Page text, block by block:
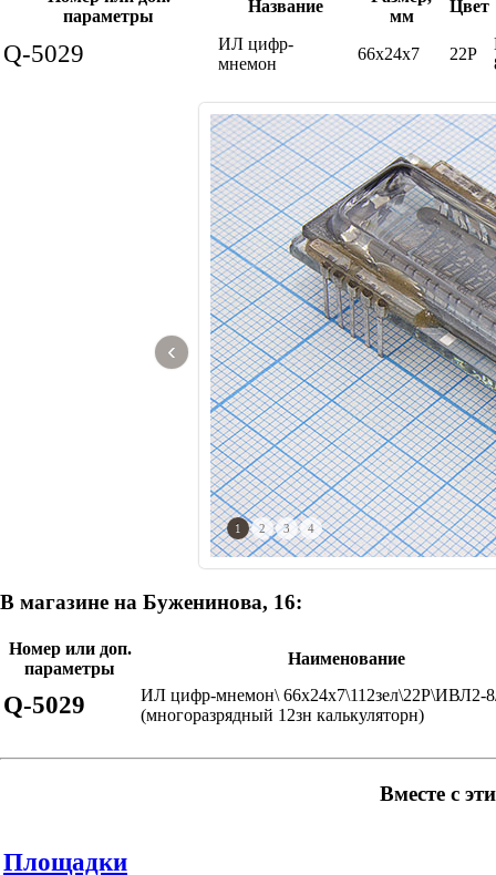
параметры
Название
мм
Цвет
Q-5029
ИЛ цифр-
мнемон
66x24x7 22P
‹
1 2 3 4
В магазине на Буженинова, 16:
Номер или доп.
параметры
Наименование
Q-5029
ИЛ цифр-мнемон\ 66x24x7\112зел\22P\ИВЛ2-
(многоразрядный 12зн калькуляторн)
Вместе с
Площадки